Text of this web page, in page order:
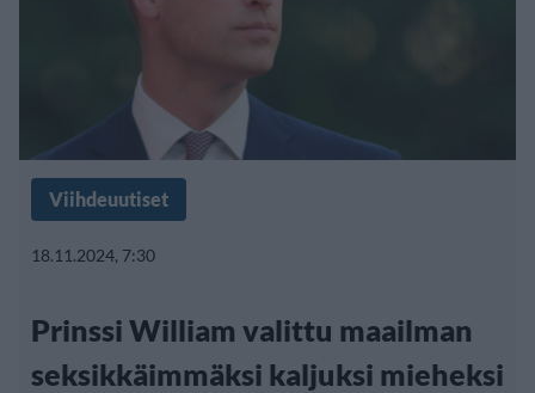
Viihdeuutiset
18.11.2024, 7:30
Prinssi William valittu maailman
seksikkäimmäksi kaljuksi mieheksi